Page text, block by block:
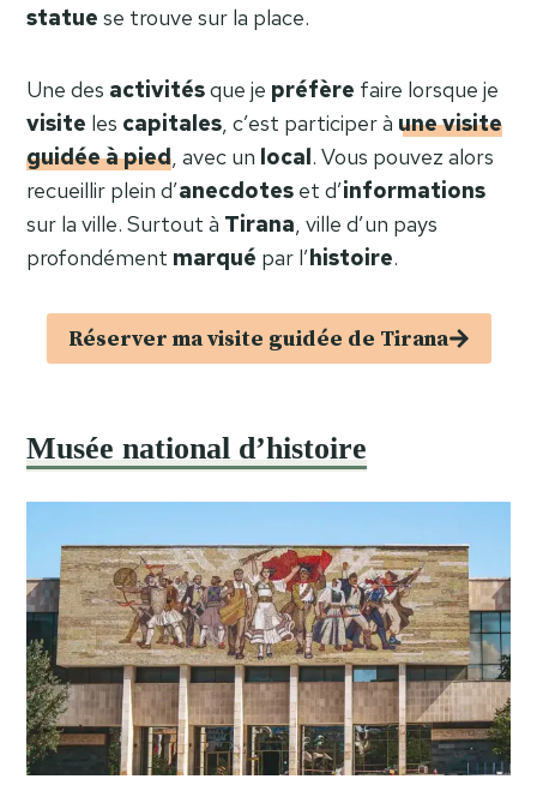
statue se trouve sur la place.
Une des activitésque je préfère faire lorsque je
visite les capitales, c’est participer à une visite
guidée à pied, avec un local. Vous pouvez alors
recueillir plein d’anecdotes et d’informations
sur la ville. Surtout à Tirana, ville d’un pays
profondément marqué par l’histoire.
Réserver ma visite guidée de Tirana
Musée national d’histoire